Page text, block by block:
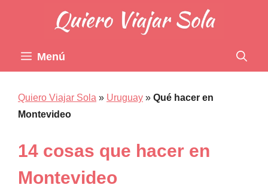
contenido
Menú
Quiero Viajar Sola » Uruguay » Qué hacer en
Montevideo
14 cosas que hacer en
Montevideo